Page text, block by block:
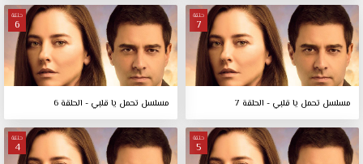
حلقة
7
مسلسل تحمل يا قلبي - الحلقة 7
حلقة
6
مسلسل تحمل يا قلبي - الحلقة 6
حلقة
5
حلقة
4